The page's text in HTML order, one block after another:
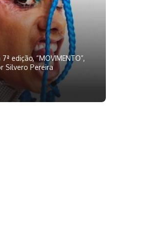
edição, “MOVIMENTO”,
Silvero Pereira